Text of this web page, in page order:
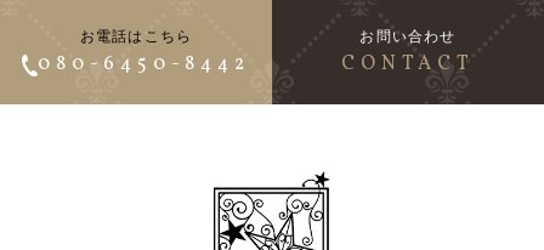
お電話はこちら
080-6450-8442
お問い合わせ
CONTACT